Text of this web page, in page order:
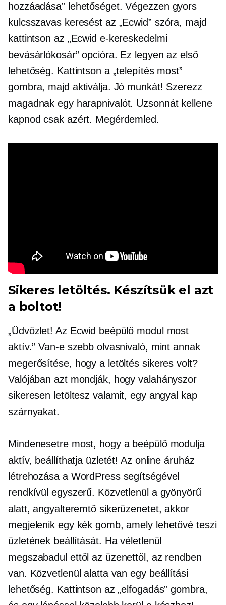
hozzáadása” lehetőséget. Végezzen gyors
kulcsszavas keresést az „Ecwid” szóra, majd
kattintson az „Ecwid e-kereskedelmi
bevásárlókosár” opcióra. Ez legyen az első
lehetőség. Kattintson a „telepítés most”
gombra, majd aktiválja. Jó munkát! Szerezz
magadnak egy harapnivalót. Uzsonnát kellene
kapnod csak azért. Megérdemled.
Sikeres letöltés. Készítsük el azt
a boltot!
„Üdvözlet! Az Ecwid beépülő modul most
aktív.” Van-e szebb olvasnivaló, mint annak
megerősítése, hogy a letöltés sikeres volt?
Valójában azt mondják, hogy valahányszor
sikeresen letöltesz valamit, egy angyal kap
szárnyakat.
Mindenesetre most, hogy a beépülő modulja
aktív, beállíthatja üzletét! Az online áruház
létrehozása a WordPress segítségével
rendkívül egyszerű. Közvetlenül a gyönyörű
alatt,angyalteremtő sikerüzenetet, akkor
megjelenik egy kék gomb, amely lehetővé teszi
üzletének beállítását. Ha véletlenül
megszabadul ettől az üzenettől, az rendben
van. Közvetlenül alatta van egy beállítási
lehetőség. Kattintson az „elfogadás” gombra,